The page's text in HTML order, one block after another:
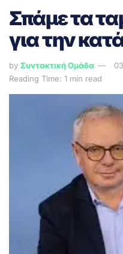
Σπάμε τα
για την
by Συντακτική Ομάδα
Reading Time: 1 min read